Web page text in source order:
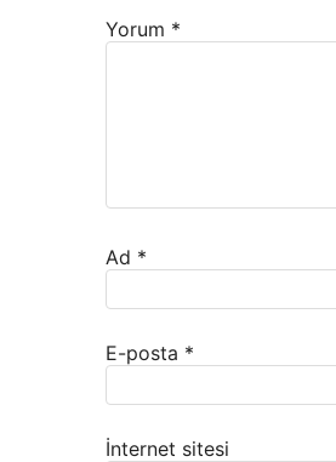
Yorum *
Ad *
E-posta *
İnternet sitesi